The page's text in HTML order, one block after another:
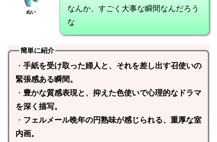
ぬい
なんか、すごく大事な瞬間なんだろう
な
簡単に紹介
・ 手紙を受け取った婦人と、それを差し出す召使いの
緊張感ある瞬間。
・ 豊かな質感表現と、抑えた色使いで心理的なドラマ
を深く描写。
・ フェルメール晩年の円熟味が感じられる、重厚な室
内画。